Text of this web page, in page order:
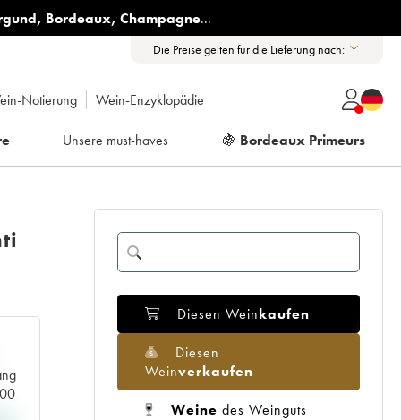
, Bordeaux, Champagne...
Die Preise gelten für die Lieferung nach:
Notierung Wein-Enzyklopädie
Unsere must-haves 🍇 Bordeaux Primeurs
Diesen Weinkaufen
Diesen
Weinverkaufen
Weine des Weinguts